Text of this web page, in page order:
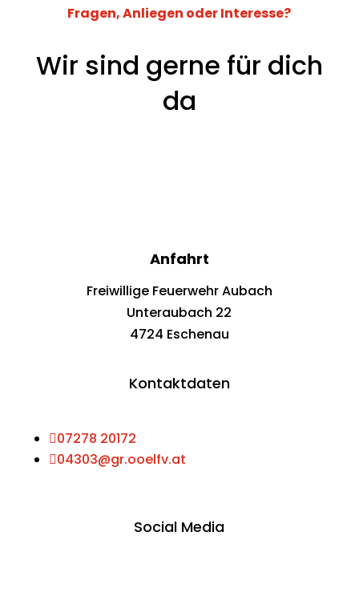
Fragen, Anliegen oder Interesse?
Wir sind gerne für dich
da
Anfahrt
Freiwillige Feuerwehr Aubach
Unteraubach 22
4724 Eschenau
Kontaktdaten
07278 20172
04303@gr.ooelfv.at
Social Media